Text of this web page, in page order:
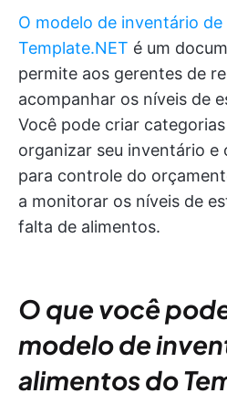
O modelo de inventário
Template.NET é um
permite aos gerentes de
acompanhar os níveis de
Você pode criar
organizar seu inventário e
para controle do
a monitorar os níveis de
falta de alimentos.
O que você
modelo de
alimentos do